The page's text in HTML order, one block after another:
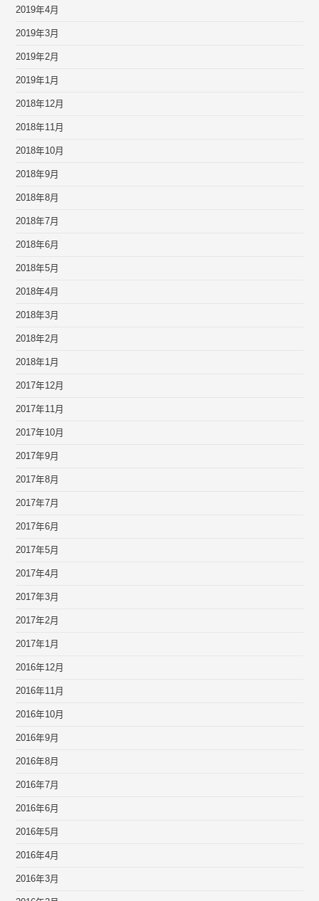
2019年4月
2019年3月
2019年2月
2019年1月
2018年12月
2018年11月
2018年10月
2018年9月
2018年8月
2018年7月
2018年6月
2018年5月
2018年4月
2018年3月
2018年2月
2018年1月
2017年12月
2017年11月
2017年10月
2017年9月
2017年8月
2017年7月
2017年6月
2017年5月
2017年4月
2017年3月
2017年2月
2017年1月
2016年12月
2016年11月
2016年10月
2016年9月
2016年8月
2016年7月
2016年6月
2016年5月
2016年4月
2016年3月